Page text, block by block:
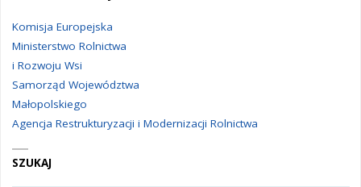
Komisja Europejska
Ministerstwo Rolnictwa
i Rozwoju Wsi
Samorząd Województwa
Małopolskiego
Agencja Restrukturyzacji i Modernizacji Rolnictwa
SZUKAJ